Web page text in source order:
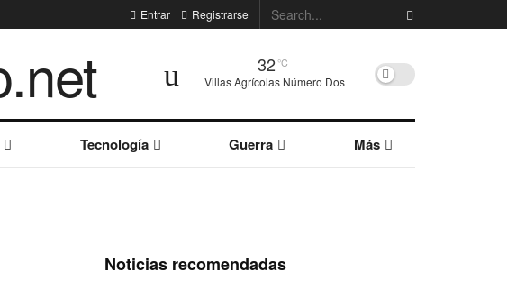
Entrar Registrarse
32°C
Villas Agrícolas Número Dos
Tecnología Guerra Más
Noticias recomendadas